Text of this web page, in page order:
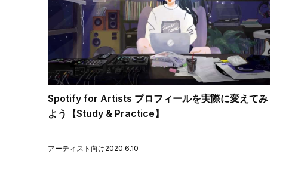
Spotify for Artists プロフィールを実際に変えてみ
よう【Study & Practice】
アーティスト向け2020.6.10